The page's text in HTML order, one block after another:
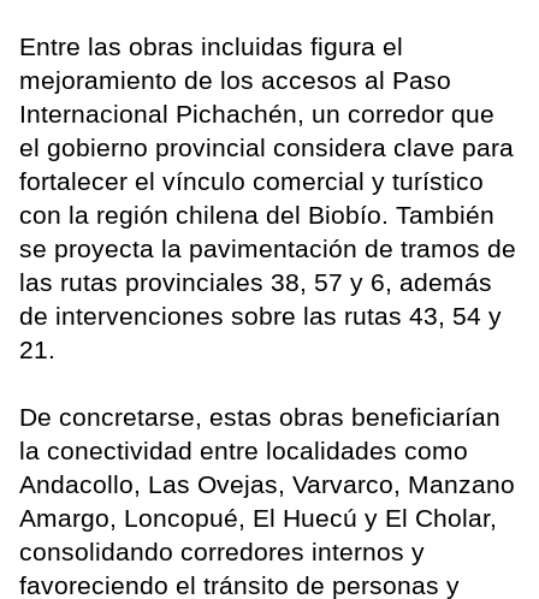
Entre las obras incluidas figura el
mejoramiento de los accesos al Paso
Internacional Pichachén, un corredor que
el gobierno provincial considera clave para
fortalecer el vínculo comercial y turístico
con la región chilena del Biobío. También
se proyecta la pavimentación de tramos de
las rutas provinciales 38, 57 y 6, además
de intervenciones sobre las rutas 43, 54 y
21.
De concretarse, estas obras beneficiarían
la conectividad entre localidades como
Andacollo, Las Ovejas, Varvarco, Manzano
Amargo, Loncopué, El Huecú y El Cholar,
consolidando corredores internos y
favoreciendo el tránsito de personas y